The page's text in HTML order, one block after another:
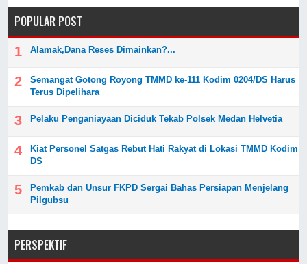
POPULAR POST
Alamak,Dana Reses Dimainkan?...
Semangat Gotong Royong TMMD ke-111 Kodim 0204/DS Harus
Terus Dipelihara
Pelaku Penganiayaan Diciduk Tekab Polsek Medan Helvetia
Kiat Personel Satgas Rebut Hati Rakyat di Lokasi TMMD Kodim
DS
Pemkab dan Unsur FKPD Sergai Bahas Persiapan Menjelang
Pilgubsu
PERSPEKTIF